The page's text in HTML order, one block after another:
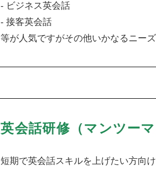
- ビジネス英会話
- 接客英会話
等が人気ですがその他いかなるニー
英会話研修（マンツーマ
短期で英会話スキルを上げたい方向